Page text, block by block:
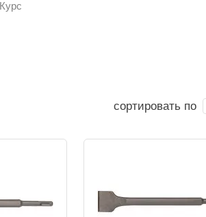
Курс
сортировать по